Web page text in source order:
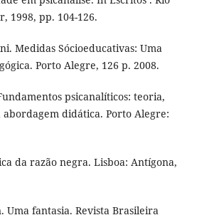
1998, pp. 104-126.
Medidas Sócioeducativas: Uma
Porto Alegre, 126 p. 2008.
psicanalíticos: teoria,
didática. Porto Alegre:
da razão negra. Lisboa: Antígona,
Uma fantasia. Revista Brasileira